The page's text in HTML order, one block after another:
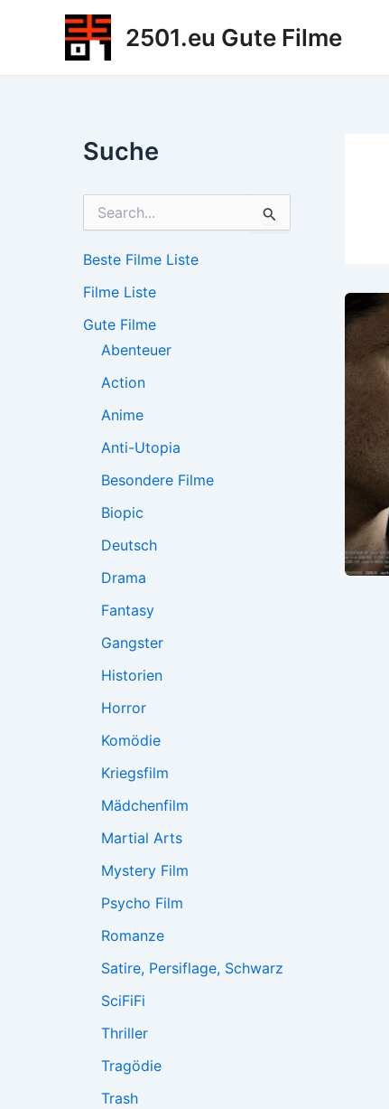
2501.eu Gute Filme
Suche
h
n
a
Beste Filme Liste
Filme Liste
Gute Filme
Abenteuer
Action
Anime
Anti-Utopia
Besondere Filme
Biopic
Deutsch
Drama
Fantasy
Gangster
Historien
Horror
Komödie
Kriegsfilm
Mädchenfilm
Martial Arts
Mystery Film
Psycho Film
Romanze
Satire, Persiflage, Schwarz
SciFiFi
Thriller
Tragödie
Trash